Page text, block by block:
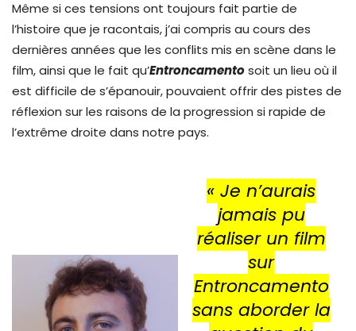
Même si ces tensions ont toujours fait partie de
l’histoire que je racontais, j’ai compris au cours des
dernières années que les conflits mis en scène dans le
film, ainsi que le fait qu’Entroncamentosoit un lieu où il
est difficile de s’épanouir, pouvaient offrir des pistes de
réflexion sur les raisons de la progression si rapide de
l’extrême droite dans notre pays.
« Je n’aurais
jamais pu
réaliser un film
sur
Entroncamento
sans aborder la